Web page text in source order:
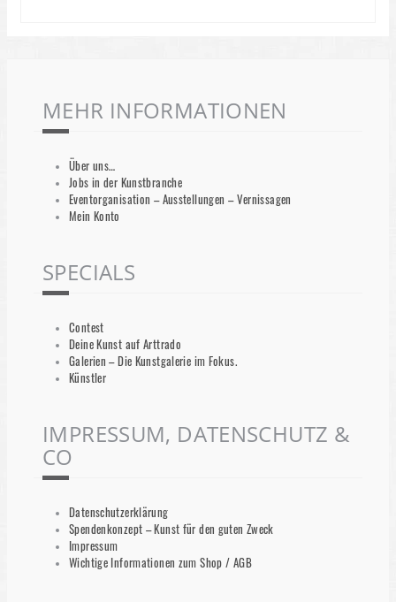
MEHR INFORMATIONEN
Über uns…
Jobs in der Kunstbranche
Eventorganisation – Ausstellungen – Vernissagen
Mein Konto
SPECIALS
Contest
Deine Kunst auf Arttrado
Galerien – Die Kunstgalerie im Fokus.
Künstler
IMPRESSUM, DATENSCHUTZ &
CO
Datenschutzerklärung
Spendenkonzept – Kunst für den guten Zweck
Impressum
Wichtige Informationen zum Shop / AGB